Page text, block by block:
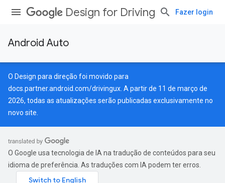
Design for Driving Fazer login
Android Auto
O Design para direção foi movido para
docs.partner.android.com/drivingux . A partir de 11 de março de
2026, todas as atualizações serão publicadas exclusivamente no
novo site.
O Google usa tecnologia de IA na tradução de conteúdos para seu
idioma de preferência. As traduções com IA podem ter erros.